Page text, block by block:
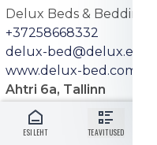
ESILEHT TEAVITUSED
Delux Beds & Bedding
+37258668332
delux-bed@delux.ee
www.delux-bed.com
Ahtri 6a, Tallinn